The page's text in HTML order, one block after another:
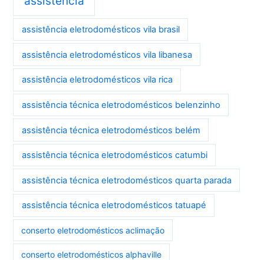
assistência eletrodomésticos vila brasil
assistência eletrodomésticos vila libanesa
assistência eletrodomésticos vila rica
assistência técnica eletrodomésticos belenzinho
assistência técnica eletrodomésticos belém
assistência técnica eletrodomésticos catumbi
assistência técnica eletrodomésticos quarta parada
assistência técnica eletrodomésticos tatuapé
conserto eletrodomésticos aclimação
conserto eletrodomésticos alphaville